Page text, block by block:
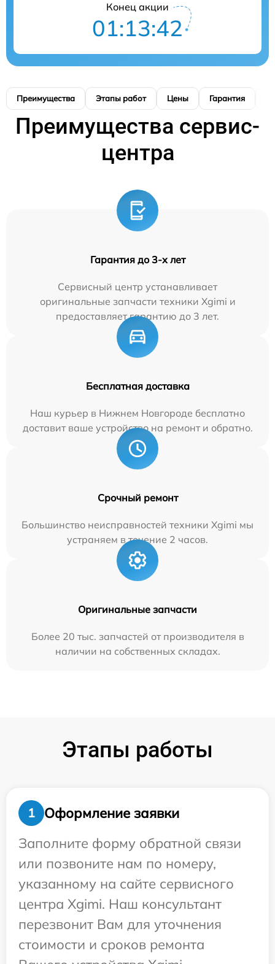
Конец акции
01:13:42
Преимущества Этапы работ Цены Гарантия
Преимущества сервис-
центра
Гарантия до 3-х лет
Сервисный центр устанавливает
оригинальные запчасти техники Xgimi и
предоставляет гарантию до 3 лет.
Бесплатная доставка
Наш курьер в Нижнем Новгороде бесплатно
доставит ваше устройство на ремонт и обратно.
Срочный ремонт
Большинство неисправностей техники Xgimi мы
устраняем в течение 2 часов.
Оригинальные запчасти
Более 20 тыс. запчастей от производителя в
наличии на собственных складах.
Этапы работы
1
Оформление заявки
Заполните форму обратной связи
или позвоните нам по номеру,
указанному на сайте сервисного
центра Xgimi. Наш консультант
перезвонит Вам для уточнения
стоимости и сроков ремонта